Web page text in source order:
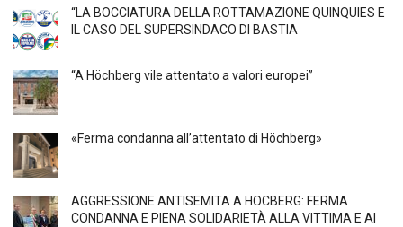
“LA BOCCIATURA DELLA ROTTAMAZIONE QUINQUIES E
IL CASO DEL SUPERSINDACO DI BASTIA
“A Höchberg vile attentato a valori europei”
«Ferma condanna all’attentato di Höchberg»
AGGRESSIONE ANTISEMITA A HÖCBERG: FERMA
CONDANNA E PIENA SOLIDARIETÀ ALLA VITTIMA E AI